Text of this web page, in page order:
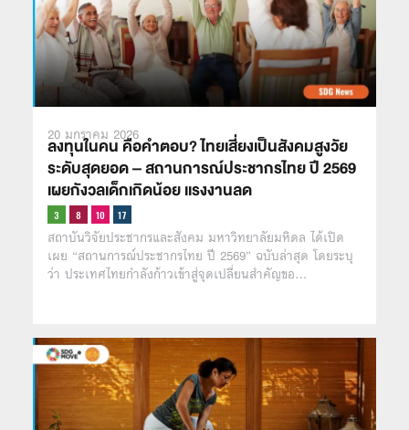
20 มกราคม 2026
ลงทุนในคน คือคำตอบ? ไทยเสี่ยงเป็นสังคมสูงวัย
ระดับสุดยอด – สถานการณ์ประชากรไทย ปี 2569
เผยกังวลเด็กเกิดน้อย เเรงงานลด
สถาบันวิจัยประชากรและสังคม มหาวิทยาลัยมหิดล ได้เปิด
เผย “สถานการณ์ประชากรไทย ปี 2569” ฉบับล่าสุด โดยระบุ
ว่า ประเทศไทยกำลังก้าวเข้าสู่จุดเปลี่ยนสำคัญขอ…